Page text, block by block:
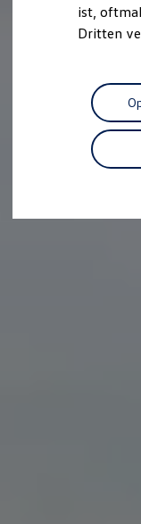
Software
Service
Zubehör
ist,
Dritten